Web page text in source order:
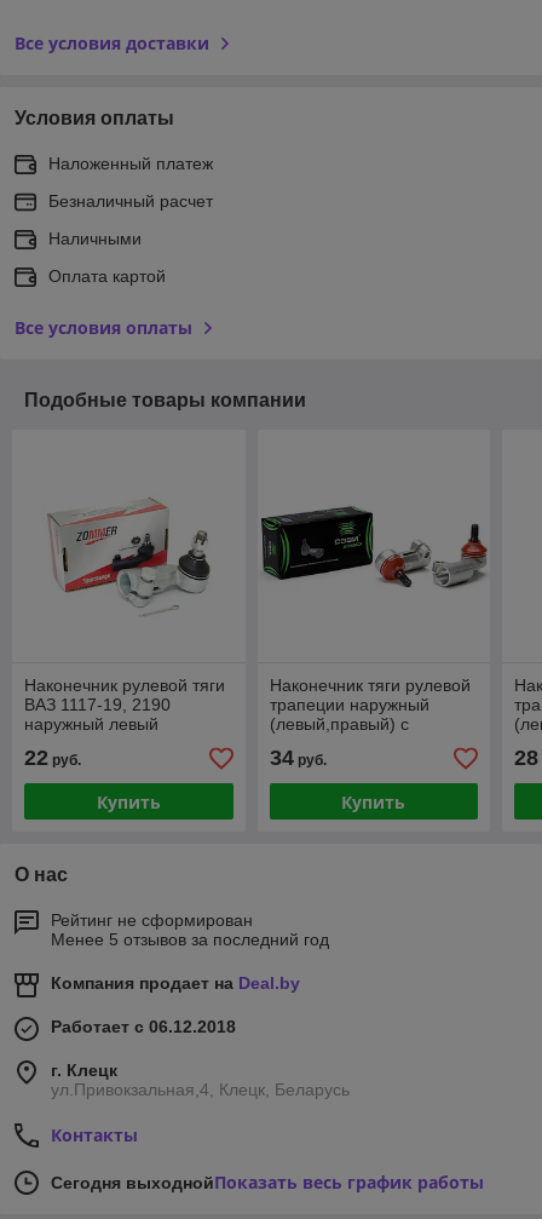
Все условия доставки
Условия оплаты
Наложенный платеж
Безналичный расчет
Наличными
Оплата картой
Все условия оплаты
Подобные товары компании
Наконечник рулевой тяги
ВАЗ 1117-19, 2190
наружный левый
22 руб.
Купить
Наконечник тяги рулевой
трапеции наружный
(левый,правый) с
крепежом ВАЗ-1117-1119
34руб.
Купить
28
О нас
Рейтинг не сформирован
Менее 5 отзывов за последний год
Компания продает на Deal.by
Работает с 06.12.2018
г. Клецк
ул.Привокзальная,4, Клецк, Беларусь
Контакты
Сегодня выходнойПоказать весь график работы